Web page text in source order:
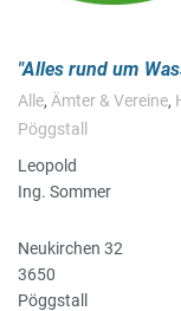
Alles rund um
Alle, Ämter & Vereine,
Pöggstall
Leopold
Ing. Sommer
Neukirchen 32
3650
Pöggstall